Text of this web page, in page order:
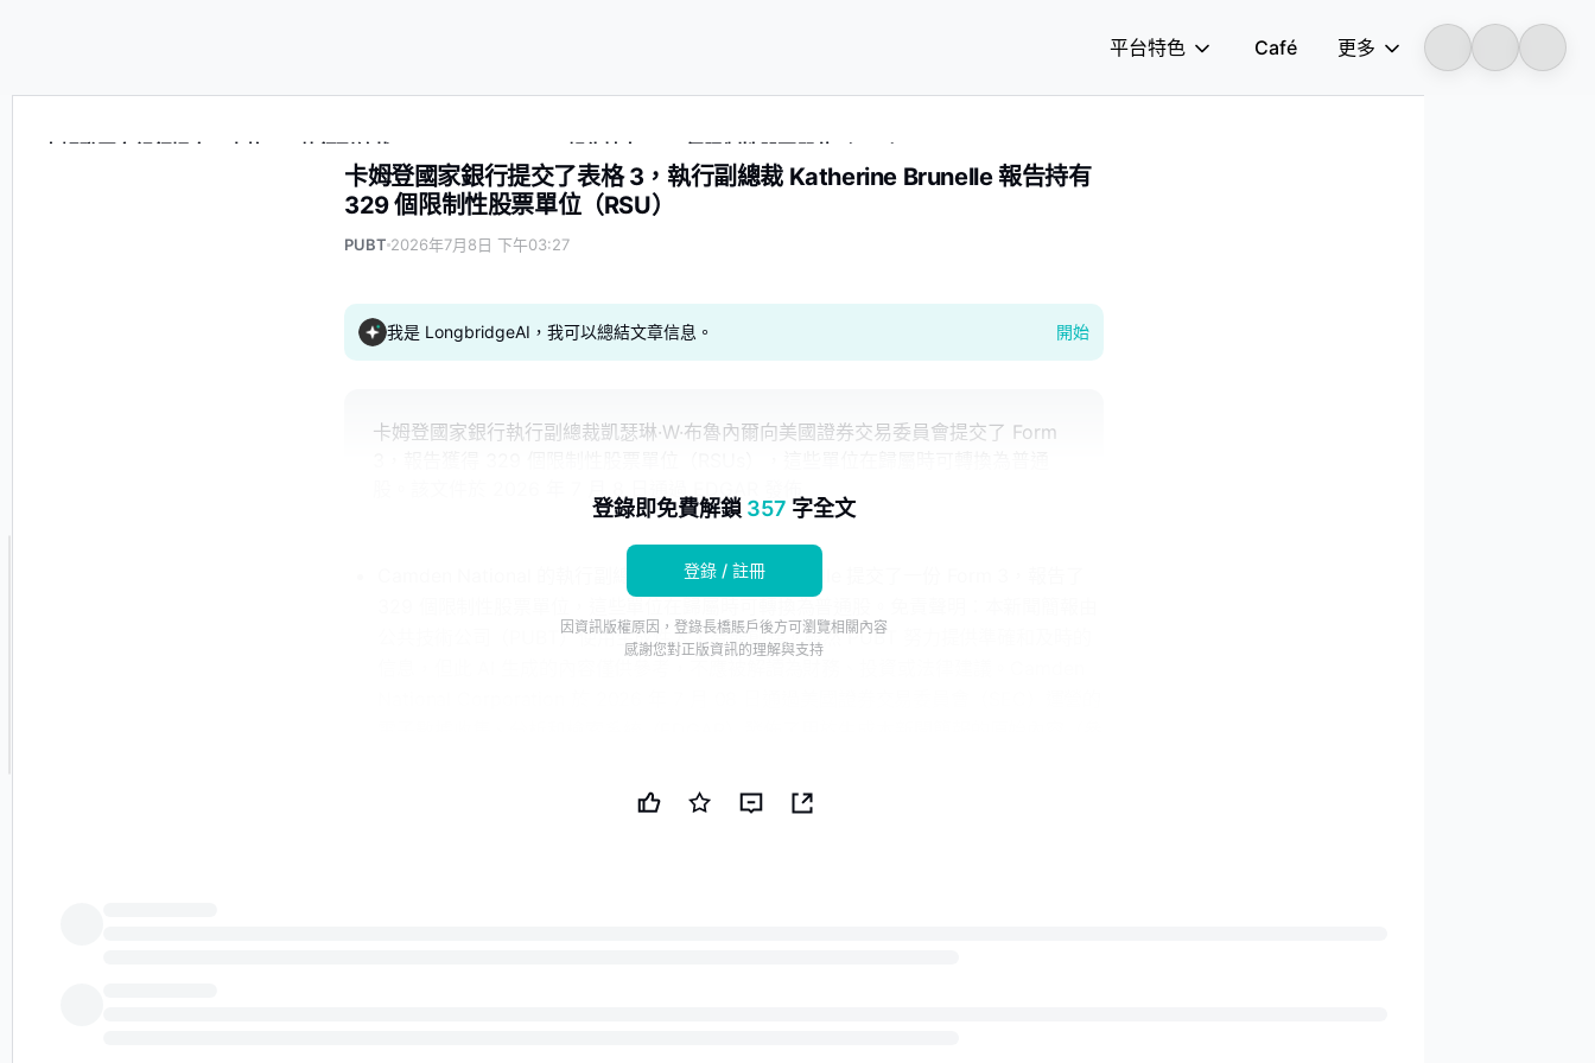
平台特色 Café 更多
卡姆登國家銀行提交了表格 3，執行副總裁 Katherine Brunelle 報告持有 329 個限制性股票單位（RSU）
卡姆登國家銀行提交了表格 3，執行副總裁 Katherine Brunelle 報告持有
329 個限制性股票單位（RSU）
PUBT 2026年7月8日 下午03:27
我是 LongbridgeAI，我可以總結文章信息。 開始
卡姆登國家銀行執行副總裁凱瑟琳·W·布魯內爾向美國證券交易委員會提交了 Form
Camden National 的執行副總裁 Katherine W. Brunelle 提交了一份 Form 3，報告了
公共技術公司（PUBT）使用生成性人工智能創建。雖然 PUBT 努力提供準確和及時的
- 公共技術公司（PUBT）原始文檔：這裏
登錄即免費解鎖 357 字全文
登錄 / 註冊
因資訊版權原因，登錄長橋賬戶後方可瀏覽相關內容
感謝您對正版資訊的理解與支持